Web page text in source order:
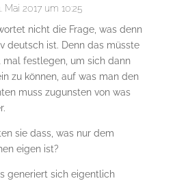
Mai 2017 um 10:25
nicht die Frage, was denn
deutsch ist. Denn das müsste
mal festlegen, um sich dann
zu können, auf was man den
muss zugunsten von was
sie dass, was nur dem
eigen ist?
generiert sich eigentlich